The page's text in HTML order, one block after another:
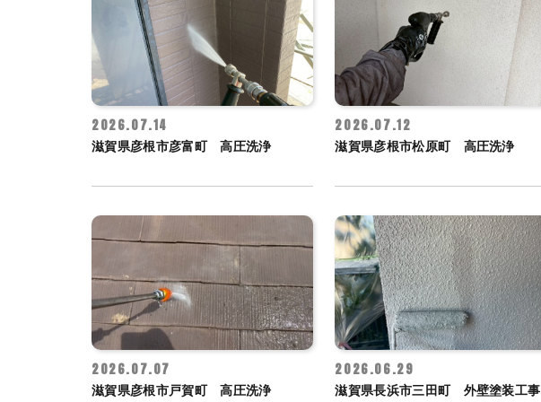
2026.07.14
滋賀県彦根市彦富町 高圧洗浄
2026.07.12
滋賀県彦根市松原町 高圧洗浄
2026.07.07
滋賀県彦根市戸賀町 高圧洗浄
2026.06.29
滋賀県長浜市三田町 外壁塗装工事